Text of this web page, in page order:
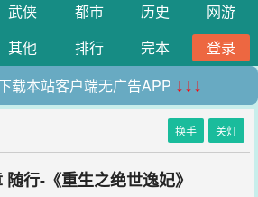
武侠 都市 历史
网游
其他 排行 完本
登录
载本站客户端无广告APP ↓↓↓
换手 关灯
行-《重生之绝世逸妃》